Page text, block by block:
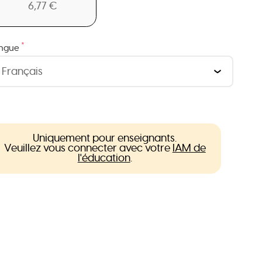
6,77 €
*
Uniquement pour enseignants.
Veuillez vous connecter avec votre IAM de
l'éducation.